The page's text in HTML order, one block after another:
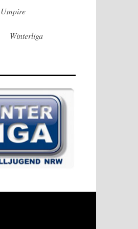
Umpire
Winterliga